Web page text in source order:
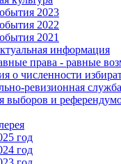
2023
2022
2021
информация
права - равные
о численности
ревизионная служба
выборов и
год
год